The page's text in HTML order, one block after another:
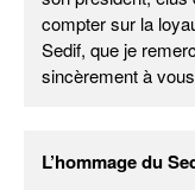
compter sur la
Sedif, que je
sincèrement à
L’hommage du